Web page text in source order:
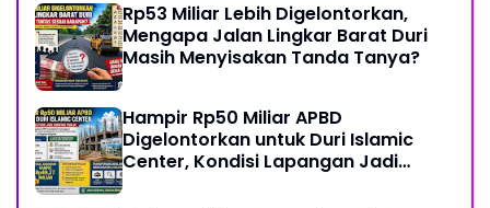
Rp53 Miliar Lebih Digelontorkan,
Mengapa Jalan Lingkar Barat Duri
Masih Menyisakan Tanda Tanya?
Hampir Rp50 Miliar APBD
Digelontorkan untuk Duri Islamic
Center, Kondisi Lapangan Jadi